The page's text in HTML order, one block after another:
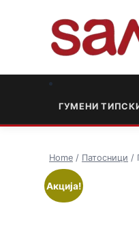
ГУМЕНИ
Home / Патосници /
Акција!